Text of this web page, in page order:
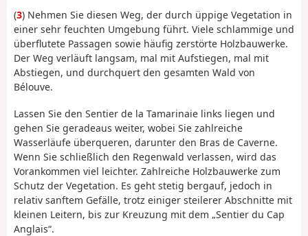
(3) Nehmen Sie diesen Weg, der durch üppige Vegetation in
einer sehr feuchten Umgebung führt. Viele schlammige und
überflutete Passagen sowie häufig zerstörte Holzbauwerke.
Der Weg verläuft langsam, mal mit Aufstiegen, mal mit
Abstiegen, und durchquert den gesamten Wald von
Bélouve.
Lassen Sie den Sentier de la Tamarinaie links liegen und
gehen Sie geradeaus weiter, wobei Sie zahlreiche
Wasserläufe überqueren, darunter den Bras de Caverne.
Wenn Sie schließlich den Regenwald verlassen, wird das
Vorankommen viel leichter. Zahlreiche Holzbauwerke zum
Schutz der Vegetation. Es geht stetig bergauf, jedoch in
relativ sanftem Gefälle, trotz einiger steilerer Abschnitte mit
kleinen Leitern, bis zur Kreuzung mit dem „Sentier du Cap
Anglais“.